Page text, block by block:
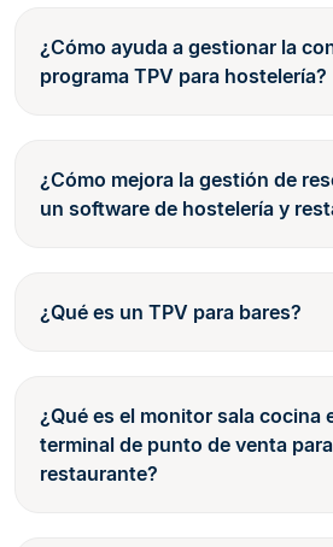
¿Cómo ayuda a gestionar la
programa TPV para hostelería?
¿Cómo mejora la gestión de
un software de hostelería y
¿Qué es un TPV para bares?
¿Qué es el monitor sala cocina
terminal de punto de venta para
restaurante?